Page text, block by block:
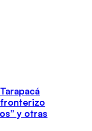
fronterizo
y otras